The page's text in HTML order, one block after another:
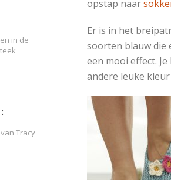
opstap naar
Er is in het
soorten blauw die
een mooi effect.
andere leuke
in de
Tracy